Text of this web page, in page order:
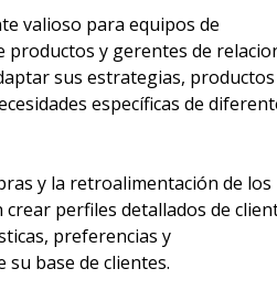
valioso para equipos de
y gerentes de
sus estrategias,
específicas de
y la retroalimentación de los
perfiles detallados de
preferencias y
base de clientes.